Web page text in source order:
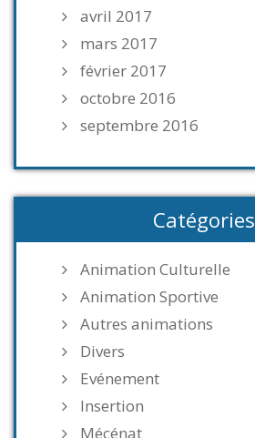
avril 2017
mars 2017
février 2017
octobre 2016
septembre 2016
Catégories
Animation Culturelle
Animation Sportive
Autres animations
Divers
Evénement
Insertion
Mécénat